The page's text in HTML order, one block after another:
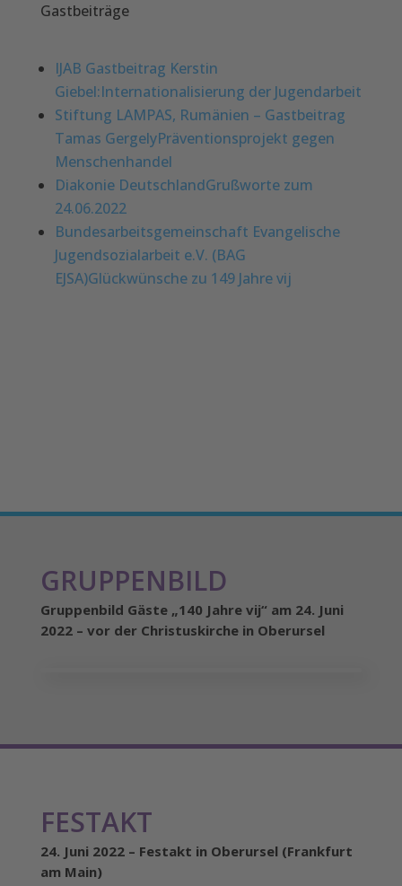
Gastbeiträge
IJAB Gastbeitrag Kerstin
Giebel:Internationalisierung der Jugendarbeit
Stiftung LAMPAS, Rumänien – Gastbeitrag
Tamas GergelyPräventionsprojekt gegen
Menschenhandel
Diakonie DeutschlandGrußworte zum
24.06.2022
Bundesarbeitsgemeinschaft Evangelische
Jugendsozialarbeit e.V. (BAG
EJSA)Glückwünsche zu 149 Jahre vij
GRUPPENBILD
Gruppenbild Gäste „140 Jahre vij“ am 24. Juni
2022 – vor der Christuskirche in Oberursel
FESTAKT
24. Juni 2022 – Festakt in Oberursel (Frankfurt
am Main)